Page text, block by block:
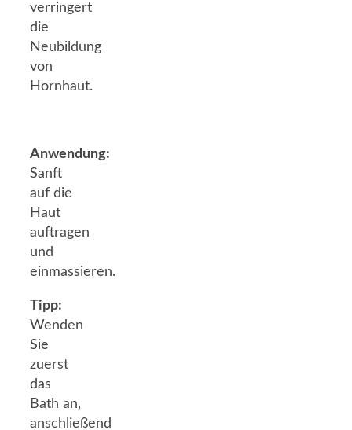
verringert
die
Neubildung
von
Hornhaut.
Anwendung:
Sanft
auf die
Haut
auftragen
und
einmassieren.
Tipp:
Wenden
Sie
zuerst
das
Bath an,
anschließend